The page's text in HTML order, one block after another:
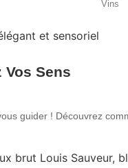
Vins
Vos Sens
guider ! Découvrez